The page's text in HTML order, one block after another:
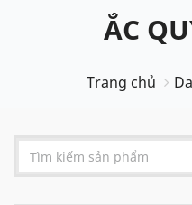
ẮC
Trang chủ